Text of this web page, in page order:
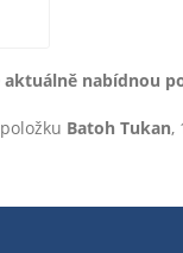
nabídnou
Batoh Tukan,